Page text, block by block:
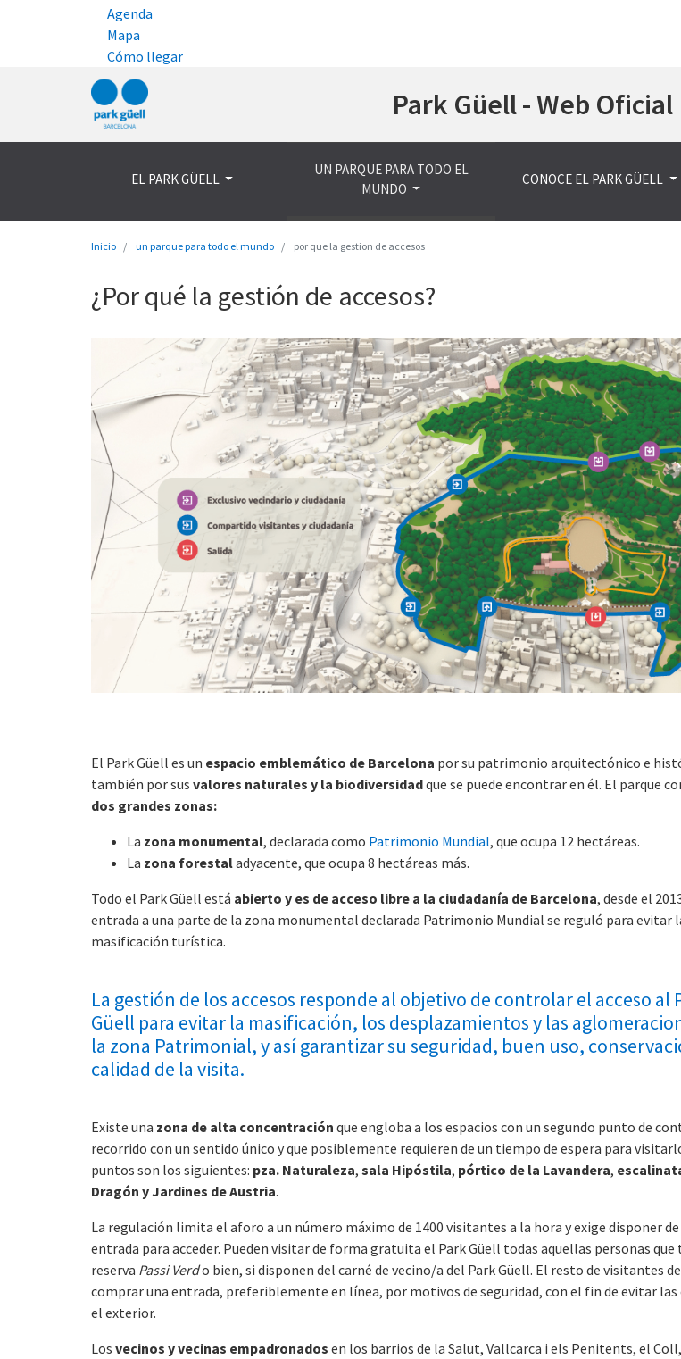
Agenda
Mapa
Cómo llegar
al
principal
Park Güell - Web Oficial
EL PARK GÜELL
UN PARQUE PARA TODO EL
MUNDO
CONOCE EL PARK GÜELL
Inicio un parque para todo el mundo por que la gestion de accesos
¿Por qué la gestión de accesos?
El Park Güell es un espacio emblemático de Barcelona por su patrimonio arquitectónico e
también por sus valores naturales y la biodiversidadque se puede encontrar en él. El parque
dos grandes zonas:
La zona monumental, declarada como Patrimonio Mundial, que ocupa 12 hectáreas.
La zona forestaladyacente, que ocupa 8 hectáreas más.
Todo el Park Güell está abierto y es de acceso libre a la ciudadanía de Barcelona, desde el
entrada a una parte de la zona monumental declarada Patrimonio Mundial se reguló para evitar
masificación turística.
La gestión de los accesos responde al objetivo de controlar el acceso al
Güell para evitar la masificación, los desplazamientos y las
la zona Patrimonial, y así garantizar su seguridad, buen uso,
calidad de la visita.
Existe una zona de alta concentración que engloba a los espacios con un segundo punto de
recorrido con un sentido único y que posiblemente requieren de un tiempo de espera para
puntos son los siguientes: pza. Naturaleza, sala Hipóstila, pórtico de la Lavandera,
Dragón y Jardines de Austria.
La regulación limita el aforo a un número máximo de 1400 visitantes a la hora y exige disponer de
entrada para acceder. Pueden visitar de forma gratuita el Park Güell todas aquellas personas que
reserva Passi Verdo bien, si disponen del carné de vecino/a del Park Güell. El resto de visitantes
comprar una entrada, preferiblemente en línea, por motivos de seguridad, con el fin de evitar las
el exterior.
Los vecinos y vecinas empadronados en los barrios de la Salut, Vallcarca i els Penitents, el